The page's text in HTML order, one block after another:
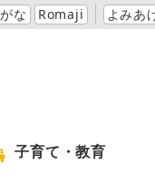
な Romaji よみあ
子育て・教育